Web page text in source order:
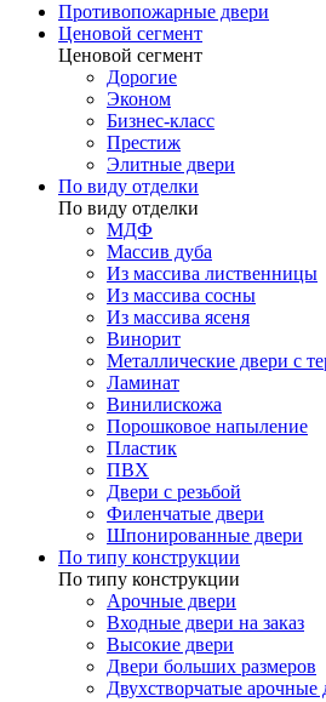
Противопожарные двери
Ценовой сегмент
Ценовой сегмент
Дорогие
Эконом
Бизнес-класс
Престиж
Элитные двери
По виду отделки
По виду отделки
МДФ
Массив дуба
Из массива лиственницы
Из массива сосны
Из массива ясеня
Винорит
Металлические двери с
Ламинат
Винилискожа
Порошковое напыление
Пластик
ПВХ
Двери с резьбой
Филенчатые двери
Шпонированные двери
По типу конструкции
По типу конструкции
Арочные двери
Входные двери на заказ
Высокие двери
Двери больших размеров
Двухстворчатые арочные